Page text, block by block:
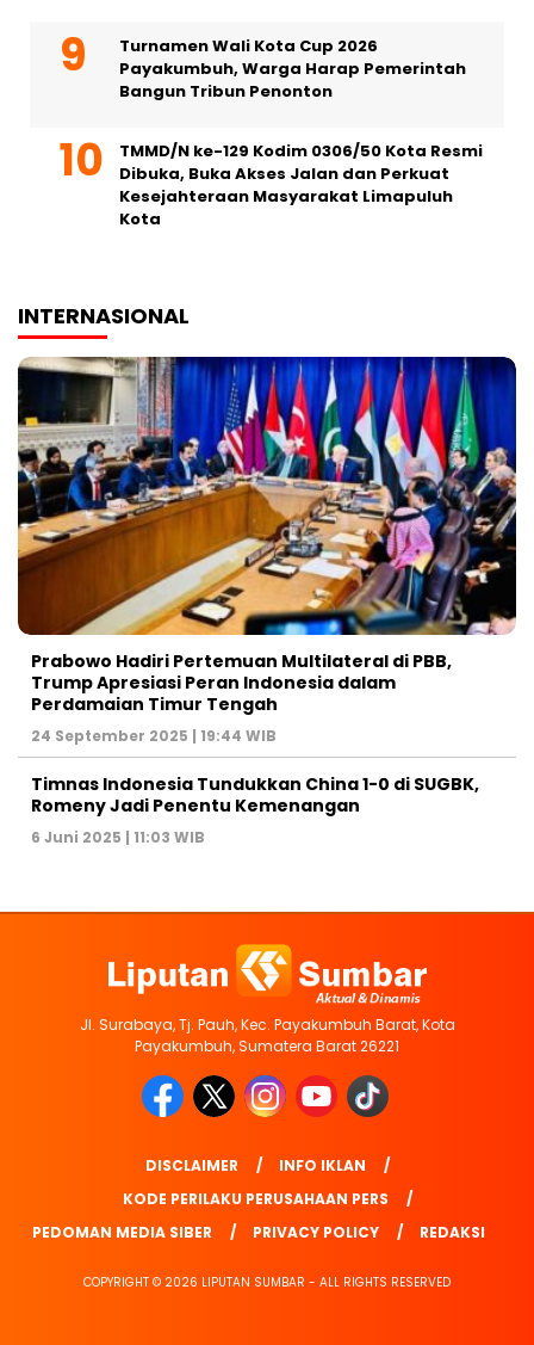
Turnamen Wali Kota Cup 2026
Payakumbuh, Warga Harap Pemerintah
Bangun Tribun Penonton
TMMD/N ke-129 Kodim 0306/50 Kota Resmi
Dibuka, Buka Akses Jalan dan Perkuat
Kesejahteraan Masyarakat Limapuluh
Kota
INTERNASIONAL
Prabowo Hadiri Pertemuan Multilateral di PBB,
Trump Apresiasi Peran Indonesia dalam
Perdamaian Timur Tengah
24 September 2025 | 19:44 WIB
Timnas Indonesia Tundukkan China 1-0 di SUGBK,
Romeny Jadi Penentu Kemenangan
6 Juni 2025 | 11:03 WIB
Jl. Surabaya, Tj. Pauh, Kec. Payakumbuh Barat, Kota
Payakumbuh, Sumatera Barat 26221
DISCLAIMER
INFO IKLAN
KODE PERILAKU PERUSAHAAN PERS
PEDOMAN MEDIA SIBER
PRIVACY POLICY REDAKSI
COPYRIGHT © 2026 LIPUTAN SUMBAR - ALL RIGHTS RESERVED